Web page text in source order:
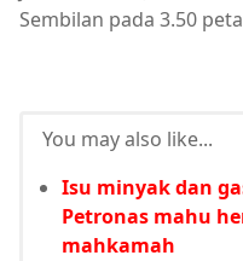
Sembilan pada 3.50
You may also like...
Isu minyak dan
Petronas mahu
mahkamah